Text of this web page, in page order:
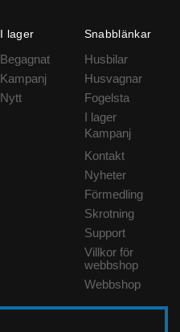
I lager
Begagnat
Kampanj
Nytt
Snabblänkar
Husbilar
Husvagnar
Fogelsta
I lager
Kampanj
Kontakt
Nyheter
Förmedling
Skrotning
Support
Villkor för
webbshop
Webbshop